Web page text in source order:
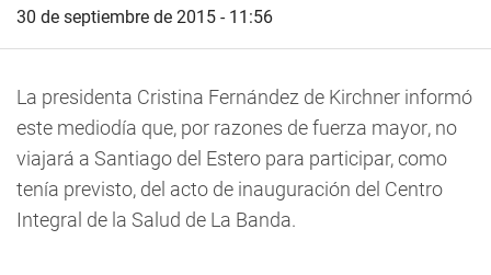
30 de septiembre de 2015 - 11:56
La presidenta Cristina Fernández de Kirchner informó
este mediodía que, por razones de fuerza mayor, no
viajará a Santiago del Estero para participar, como
tenía previsto, del acto de inauguración del Centro
Integral de la Salud de La Banda.